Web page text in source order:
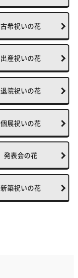
古希祝いの花
出産祝いの花
退院祝いの花
個展祝いの花
発表会の花
新築祝いの花